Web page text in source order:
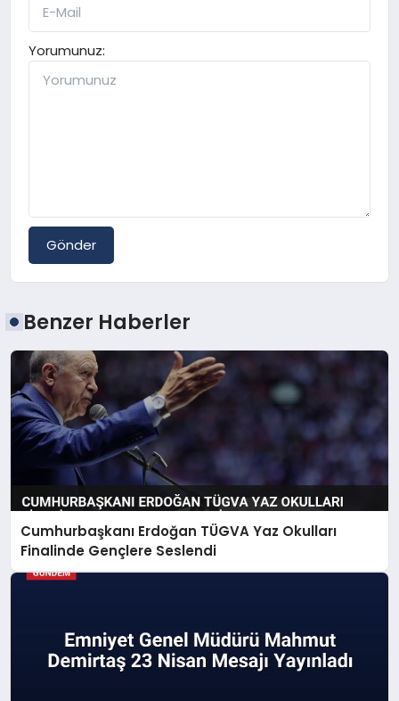
Yorumunuz:
Gönder
Benzer Haberler
Cumhurbaşkanı Erdoğan TÜGVA Yaz Okulları
Finalinde Gençlere Seslendi